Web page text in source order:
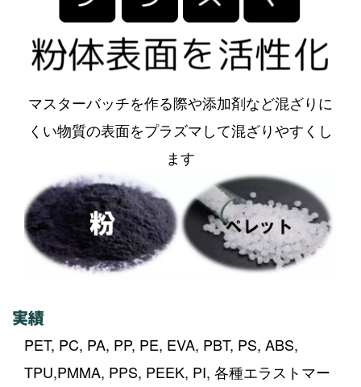
マスターバッチを作る際や添加剤など混ざりに
くい物質の表面をプラズマして混ざりやすくし
ます
実績
PET, PC, PA, PP, PE, EVA, PBT, PS, ABS,
TPU,PMMA, PPS, PEEK, PI, 各種エラストマー